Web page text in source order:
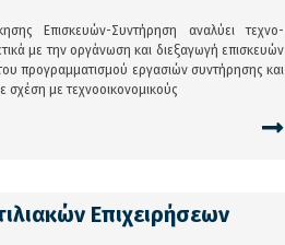
Επισκευών-Συντήρηση αναλύει τεχνο-
με την οργάνωση και διεξαγωγή επισκευών
προγραμματισμού εργασιών συντήρησης και
σχέση με τεχνοοικονομικούς
Επιχειρήσεων